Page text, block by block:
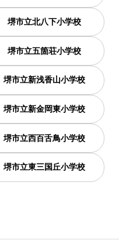
堺市立北八下小学校
堺市立五箇荘小学校
堺市立新浅香山小学校
堺市立新金岡東小学校
堺市立西百舌鳥小学校
堺市立東三国丘小学校